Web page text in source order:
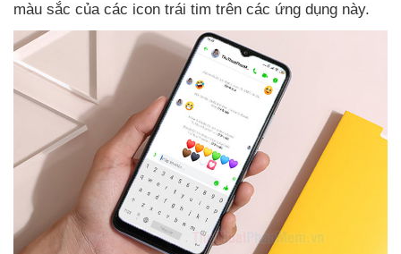
màu sắc của các icon trái tim trên các ứng dụng này.